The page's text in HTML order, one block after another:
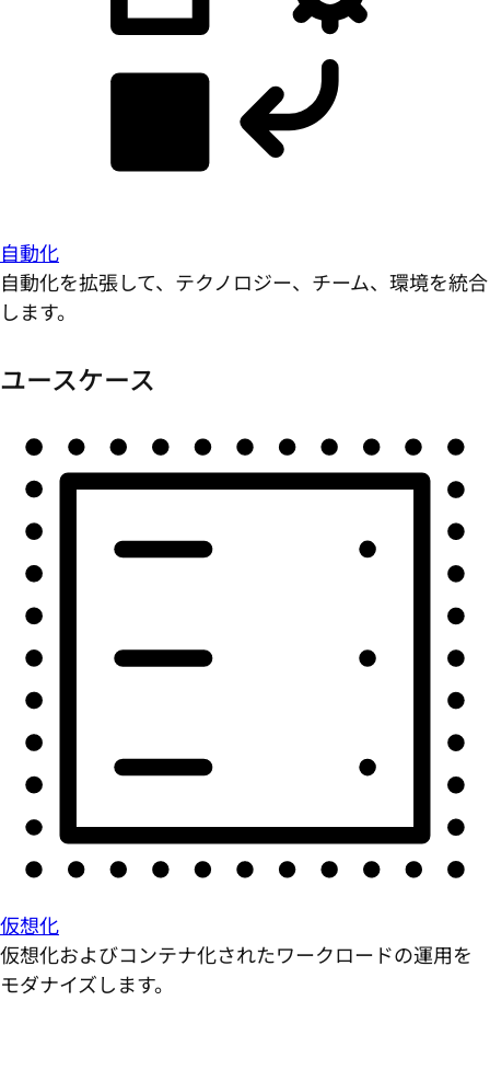
自動化
自動化を拡張して、テクノロジー、チーム、環境を統合
します。
ユースケース
仮想化
仮想化およびコンテナ化されたワークロードの運用を
モダナイズします。